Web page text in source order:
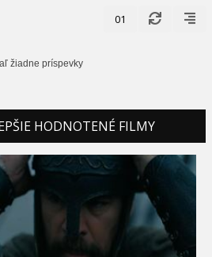
01
žiadne príspevky
HODNOTENÉ FILMY